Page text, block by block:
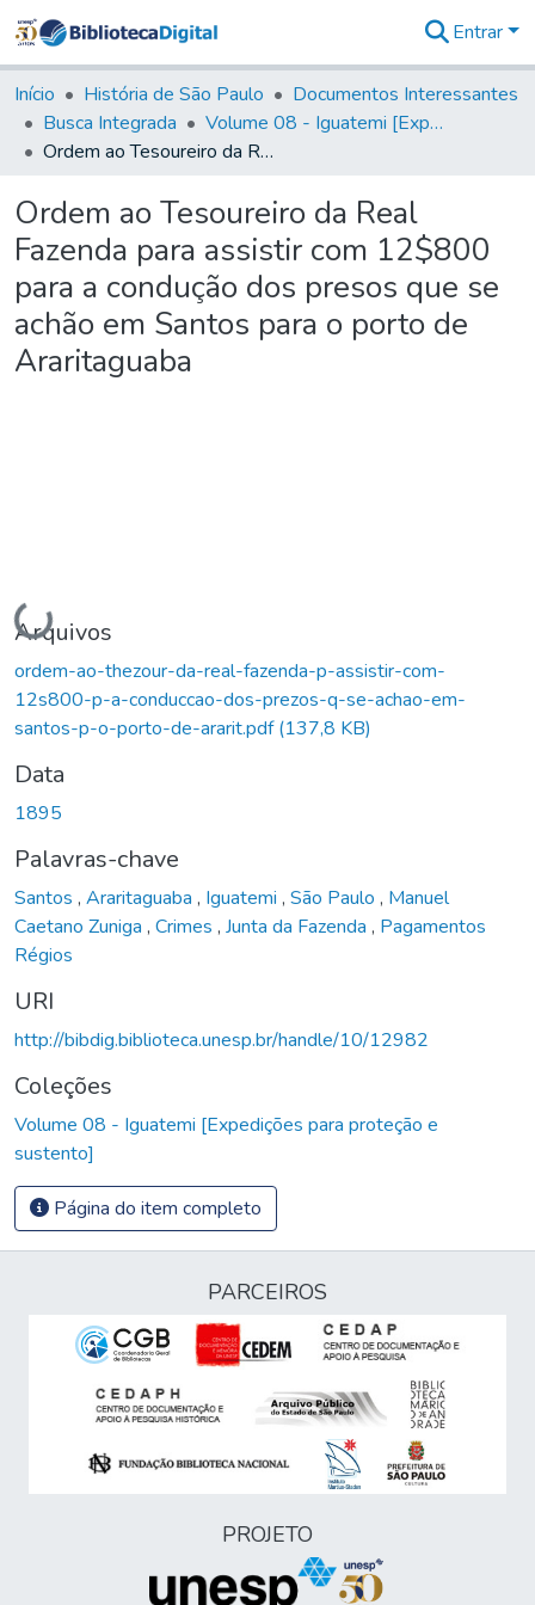
&
Coleções
Tudo na
Biblioteca
Estatísticas
Entrar
Início História de São Paulo
Documentos Interessantes
Busca Integrada
Volume 08 - Iguatemi [Expedições para proteção e sustento]
Ordem ao Tesoureiro da Real Fazenda para assistir com 12$800 para a condução dos presos que se achão em Santos para o porto de Araritaguaba
Ordem ao Tesoureiro da Real
Fazenda para assistir com 12$800
para a condução dos presos que se
achão em Santos para o porto de
Araritaguaba
Carregando...
Arquivos
ordem-ao-thezour-da-real-fazenda-p-assistir-com-
12s800-p-a-conduccao-dos-prezos-q-se-achao-em-
santos-p-o-porto-de-ararit.pdf(137,8 KB)
Data
1895
Palavras-chave
Santos , Araritaguaba , Iguatemi , São Paulo , Manuel
Caetano Zuniga , Crimes , Junta da Fazenda , Pagamentos
Régios
URI
http://bibdig.biblioteca.unesp.br/handle/10/12982
Coleções
Volume 08 - Iguatemi [Expedições para proteção e
sustento]
Página do item completo
PARCEIROS
PROJETO